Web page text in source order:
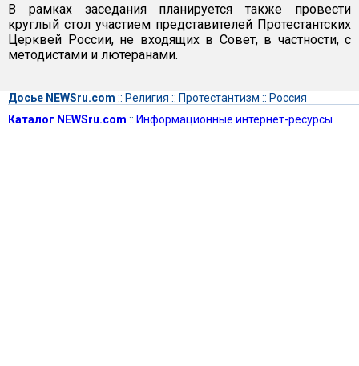
В рамках заседания планируется также провести
круглый стол участием представителей Протестантских
Церквей России, не входящих в Совет, в частности, с
методистами и лютеранами.
Досье NEWSru.com :: Религия :: Протестантизм :: Россия
Каталог NEWSru.com :: Информационные интернет-ресурсы